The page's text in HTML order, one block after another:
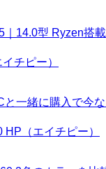
｜14.0型 Ryzen搭
チピー）
と一緒に購入で今
HP（エイチピー）